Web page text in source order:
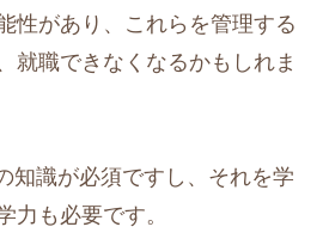
性があり、これらを管理する
就職できなくなるかもしれま
知識が必須ですし、それを学
力も必要です。